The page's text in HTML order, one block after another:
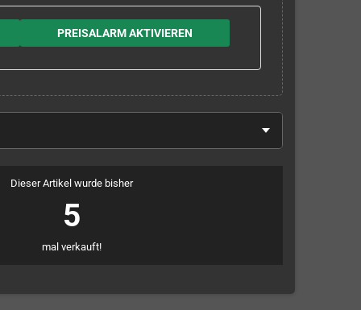
PREISALARM AKTIVIEREN
Dieser Artikel wurde bisher
5
mal verkauft!